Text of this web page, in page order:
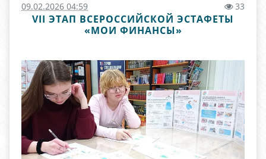
09.02.2026 04:59 33
VII ЭТАП ВСЕРОССИЙСКОЙ ЭСТАФЕТЫ
«МОИ ФИНАНСЫ»